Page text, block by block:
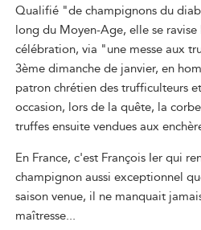
Qualifié "de champignons du
long du Moyen-Age, elle se
célébration, via "une messe aux
3ème dimanche de janvier, en
patron chrétien des trufficulteurs
occasion, lors de la quête, la
truffes ensuite vendues aux
En France, c'est François Ier qui
champignon aussi exceptionnel
saison venue, il ne manquait
maîtresse...